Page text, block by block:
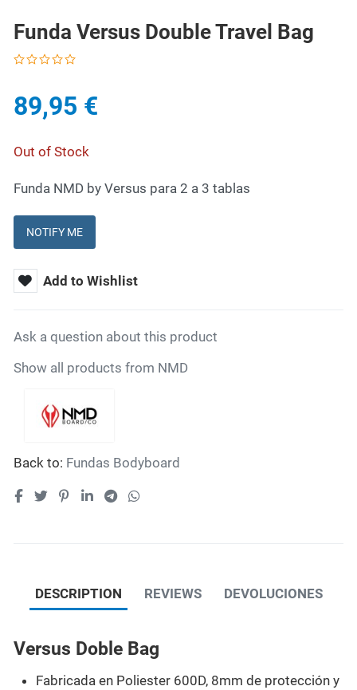
Funda Versus Double Travel Bag
89,95 €
Out of Stock
Funda NMD by Versus para 2 a 3 tablas
NOTIFY ME
Add to Wishlist
Ask a question about this product
Show all products from NMD
Back to: Fundas Bodyboard
DESCRIPTION REVIEWS DEVOLUCIONES
Versus Doble Bag
Fabricada en Poliester 600D, 8mm de protección y